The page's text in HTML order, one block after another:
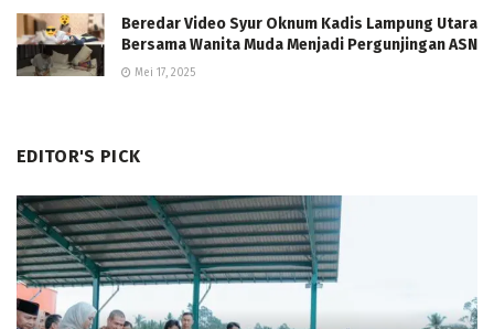
Beredar Video Syur Oknum Kadis Lampung Utara
Bersama Wanita Muda Menjadi Pergunjingan ASN
Mei 17, 2025
EDITOR'S PICK